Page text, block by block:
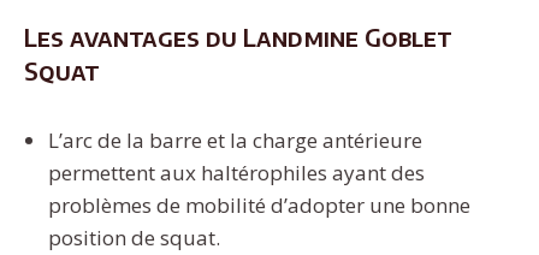
Les avantages du Landmine Goblet
Squat
L’arc de la barre et la charge antérieure
permettent aux haltérophiles ayant des
problèmes de mobilité d’adopter une bonne
position de squat.